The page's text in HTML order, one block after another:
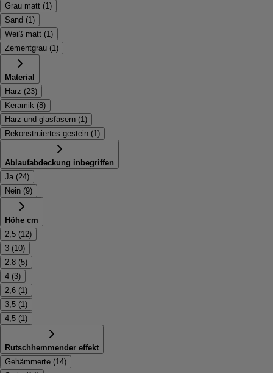
Grau matt (1)
Sand (1)
Weiß matt (1)
Zementgrau (1)
Material
Harz (23)
Keramik (8)
Harz und glasfasern (1)
Rekonstruiertes gestein (1)
Ablaufabdeckung inbegriffen
Ja (24)
Nein (9)
Höhe cm
2,5 (12)
3 (10)
2.8 (5)
4 (3)
2,6 (1)
3,5 (1)
4,5 (1)
Rutschhemmender effekt
Gehämmerte (14)